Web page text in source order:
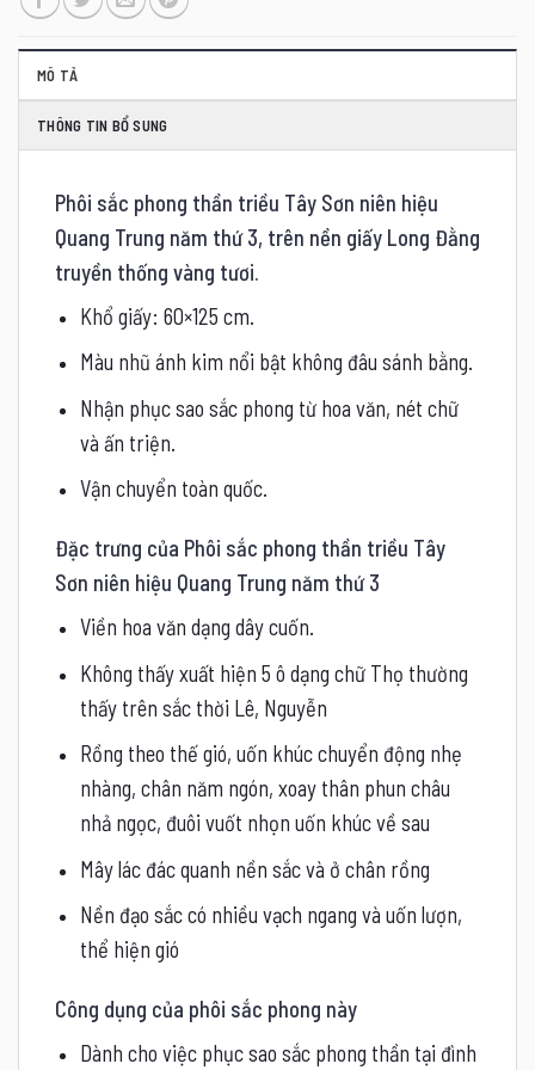
MÔ TẢ
THÔNG TIN BỔ SUNG
Phôi sắc phong thần triều Tây Sơn niên hiệu
Quang Trung năm thứ 3, trên nền giấy Long Đằng
truyền thống vàng tươi.
Khổ giấy: 60×125 cm.
Màu nhũ ánh kim nổi bật không đâu sánh bằng.
Nhận phục sao sắc phong từ hoa văn, nét chữ
và ấn triện.
Vận chuyển toàn quốc.
Đặc trưng của Phôi sắc phong thần triều Tây
Sơn niên hiệu Quang Trung năm thứ 3
Viền hoa văn dạng dây cuốn.
Không thấy xuất hiện 5 ô dạng chữ Thọ thường
thấy trên sắc thời Lê, Nguyễn
Rồng theo thế gió, uốn khúc chuyển động nhẹ
nhàng, chân năm ngón, xoay thân phun châu
nhả ngọc, đuôi vuốt nhọn uốn khúc về sau
Mây lác đác quanh nền sắc và ở chân rồng
Nền đạo sắc có nhiều vạch ngang và uốn lượn,
thể hiện gió
Công dụng của phôi sắc phong này
Dành cho việc phục sao sắc phong thần tại đình